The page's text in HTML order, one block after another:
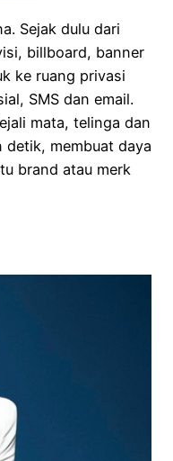
Sejak dulu dari
billboard, banner
ke ruang privasi
SMS dan email.
mata, telinga dan
detik, membuat daya
brand atau merk